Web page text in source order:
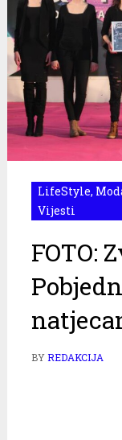
LifeStyle,
Vijesti
FOTO:
BYREDAKCIJA